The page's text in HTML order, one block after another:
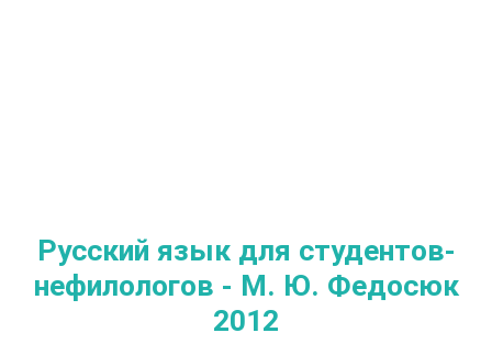
Русский язык для студентов-
нефилологов - М. Ю. Федосюк
2012